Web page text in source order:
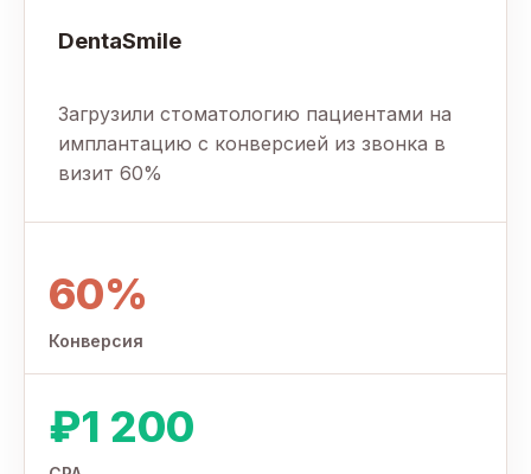
DentaSmile
Загрузили стоматологию пациентами на
имплантацию с конверсией из звонка в
визит 60%
60%
Конверсия
₽1 200